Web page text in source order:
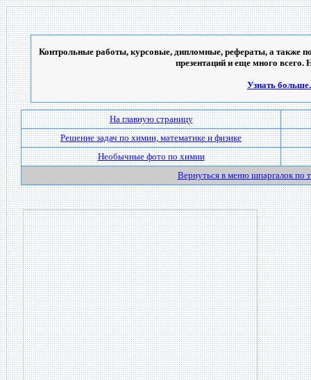
Контрольные работы, курсовые, дипломные, рефераты, а также
презентаций и еще много всего.
Узнать
На главную страницу
Решение задач по химии, математике и физике
Необычные фото по химии
Вернуться в меню шпаргалок по